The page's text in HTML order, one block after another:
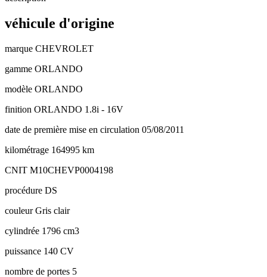
véhicule d'origine
marque CHEVROLET
gamme ORLANDO
modèle ORLANDO
finition ORLANDO 1.8i - 16V
date de première mise en circulation 05/08/2011
kilométrage 164995 km
CNIT M10CHEVP0004198
procédure DS
couleurGris clair
cylindrée 1796 cm3
puissance 140 CV
nombre de portes 5